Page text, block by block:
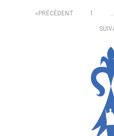
Pagination
PRÉCÉDENT 1